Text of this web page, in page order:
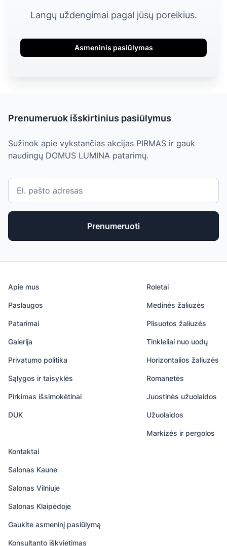
Langų uždengimai pagal jūsų poreikius.
Asmeninis pasiūlymas
Prenumeruok išskirtinius pasiūlymus
Sužinok apie vykstančias akcijas PIRMAS ir gauk
naudingų DOMUS LUMINA patarimų.
Prenumeruoti
Apie mus
Paslaugos
Patarimai
Galerija
Privatumo politika
Sąlygos ir taisyklės
Pirkimas išsimokėtinai
DUK
Roletai
Medinės žaliuzės
Plisuotos žaliuzės
Tinkleliai nuo uodų
Horizontalios žaliuzės
Romanetės
Juostinės užuolaidos
Užuolaidos
Markizės ir pergolos
Kontaktai
Salonas Kaune
Salonas Vilniuje
Salonas Klaipėdoje
Gaukite asmeninį pasiūlymą
Konsultanto iškvietimas